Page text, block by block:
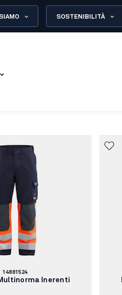
SOSTENIBILITÀ
Codice
articolo:
14881524
Inerenti